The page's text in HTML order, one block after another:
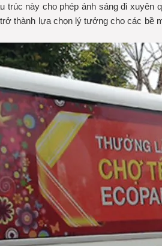
này cho phép ánh sáng đi
thành lựa chọn lý tưởng cho các